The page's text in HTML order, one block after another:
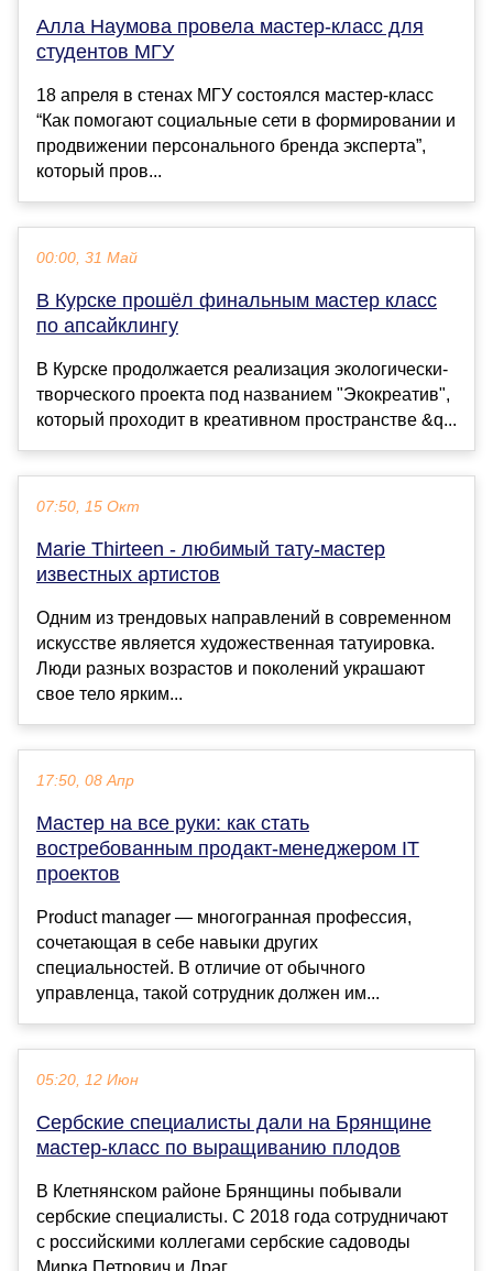
Алла Наумова провела мастер-класс для
студентов МГУ
18 апреля в стенах МГУ состоялся мастер-класс
“Как помогают социальные сети в формировании и
продвижении персонального бренда эксперта”,
который пров...
00:00, 31 Май
В Курске прошёл финальным мастер класс
по апсайклингу
В Курске продолжается реализация экологически-
творческого проекта под названием "Экокреатив",
который проходит в креативном пространстве &q...
07:50, 15 Окт
Marie Thirteen - любимый тату-мастер
известных артистов
Одним из трендовых направлений в современном
искусстве является художественная татуировка.
Люди разных возрастов и поколений украшают
свое тело ярким...
17:50, 08 Апр
Мастер на все руки: как стать
востребованным продакт-менеджером IT
проектов
Product manager — многогранная профессия,
сочетающая в себе навыки других
специальностей. В отличие от обычного
управленца, такой сотрудник должен им...
05:20, 12 Июн
Сербские специалисты дали на Брянщине
мастер-класс по выращиванию плодов
В Клетнянском районе Брянщины побывали
сербские специалисты. С 2018 года сотрудничают
с российскими коллегами сербские садоводы
Мирка Петрович и Драг...